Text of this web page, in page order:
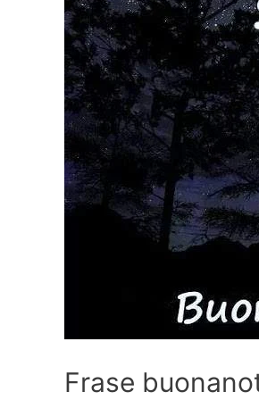
Frase